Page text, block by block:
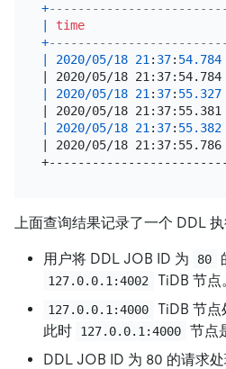
+
time
+
2020/05/18 21: 37: 54.784
| 2020/05/18
2020/05/18 21: 37: 55.327
| 2020/05/18
2020/05/18 21: 37: 55.382
| 2020/05/18
上面查询结果记录了一个 DDL 执
用户将 DDL JOB ID 为 80
127.0.0.1:4002 TiDB 节点
127.0.0.1:4000
TiDB 节
此时
127.0.0.1:4000
节点
DDL JOB ID 为 80 的请求处